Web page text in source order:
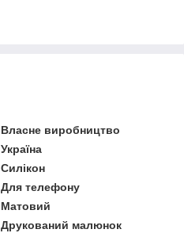
Власне виробництво
Україна
Силікон
Для телефону
Матовий
Друкований малюнок